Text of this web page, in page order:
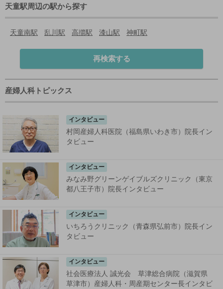
天童駅周辺の駅から探す
天童南駅 乱川駅 高擶駅 漆山駅 神町駅
再検索する
産婦人科トピックス
インタビュー
村岡産婦人科医院（福島県いわき市）院長イン
タビュー
インタビュー
みなみ野グリーンゲイブルズクリニック（東京
都八王子市）院長インタビュー
インタビュー
いちろうクリニック（青森県弘前市）院長イン
タビュー
インタビュー
社会医療法人 誠光会 草津総合病院（滋賀県
草津市）産婦人科・周産期センター長インタビ